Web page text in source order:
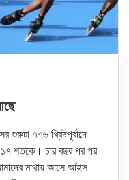
শুরুটা ৭৭৬ খ্রিষ্টপূর্বাব্দে
শতকে। চার বছর পর পর
মাথায় আসে আইস